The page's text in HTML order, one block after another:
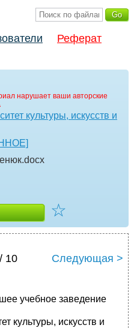
Реферат
нарушает ваши авторские
культуры, искусств и
.docx
☆
10 Следующая >
учебное заведение
культуры, искусств и